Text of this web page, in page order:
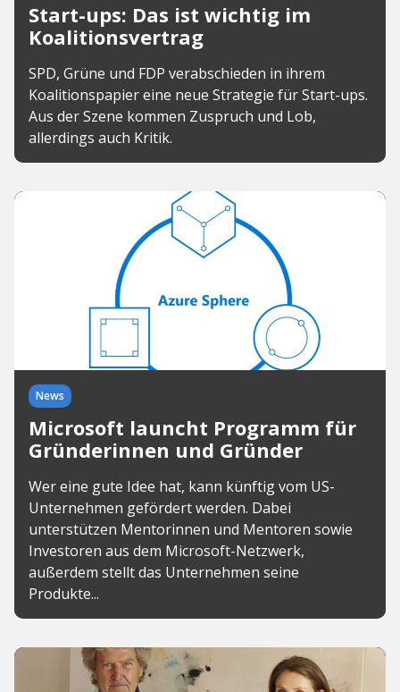
Start-ups: Das ist wichtig im
Koalitionsvertrag
SPD, Grüne und FDP verabschieden in ihrem
Koalitionspapier eine neue Strategie für Start-ups.
Aus der Szene kommen Zuspruch und Lob,
allerdings auch Kritik.
News
Microsoft launcht Programm für
Gründerinnen und Gründer
Wer eine gute Idee hat, kann künftig vom US-
Unternehmen gefördert werden. Dabei
unterstützen Mentorinnen und Mentoren sowie
Investoren aus dem Microsoft-Netzwerk,
außerdem stellt das Unternehmen seine
Produkte...